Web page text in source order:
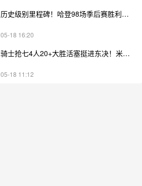
历史级别里程碑！哈登98场季后赛胜利，追平马龙并列无冠球员历史第一
05-18 16:20
骑士抢七4人20+大胜活塞挺进东决！米切尔26+7 阿伦23分 梅里尔23分 詹金斯17分
05-18 11:12